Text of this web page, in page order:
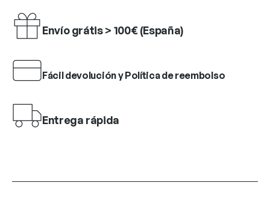
Envío grátis > 100€ (España)
Fácil devolución y Política de reembolso
Entrega rápida